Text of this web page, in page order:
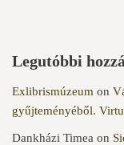
Legutóbbi
Exlibrismúzeum on
gyűjteményéből.
Dankházi Timea on